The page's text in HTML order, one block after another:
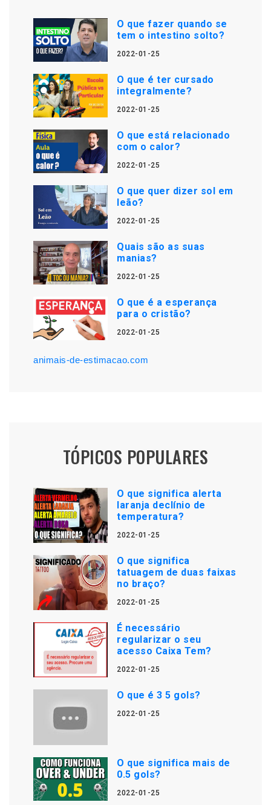
O que fazer quando se
tem o intestino solto?
2022-01-25
O que é ter cursado
integralmente?
2022-01-25
O que está relacionado
com o calor?
2022-01-25
O que quer dizer sol em
leão?
2022-01-25
Quais são as suas
manias?
2022-01-25
O que é a esperança
para o cristão?
2022-01-25
animais-de-estimacao.com
TÓPICOS POPULARES
O que significa alerta
laranja declínio de
temperatura?
2022-01-25
O que significa
tatuagem de duas faixas
no braço?
2022-01-25
É necessário
regularizar o seu
acesso Caixa Tem?
2022-01-25
O que é 3 5 gols?
2022-01-25
O que significa mais de
0.5 gols?
2022-01-25